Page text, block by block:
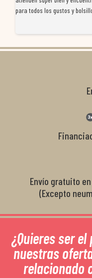
para todos los gustos y
Envío gratuito
(Excepto
¿Quieres ser
nuestras
relacionado